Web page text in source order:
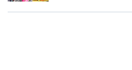
సమయంలో ధర్మ దర్శనం,